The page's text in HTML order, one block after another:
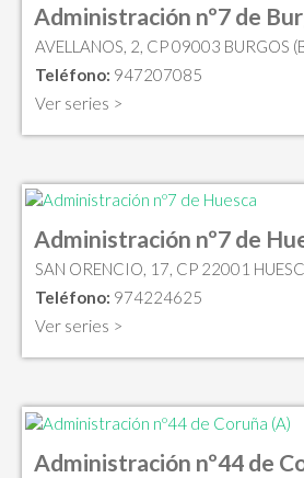
Administración nº7 de
AVELLANOS, 2, CP 09003 BURGOS
Teléfono: 947207085
Ver series >
Administración nº7 de
SAN ORENCIO, 17, CP 22001
Teléfono: 974224625
Ver series >
Administración nº44 de